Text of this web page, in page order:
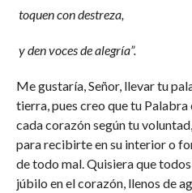
toquen con destreza,
y den voces de alegría”.
Me gustaría, Señor, llevar tu
tierra, pues creo que tu
cada corazón según tu
para recibirte en su interior o
de todo mal. Quisiera que
júbilo en el corazón, llenos de